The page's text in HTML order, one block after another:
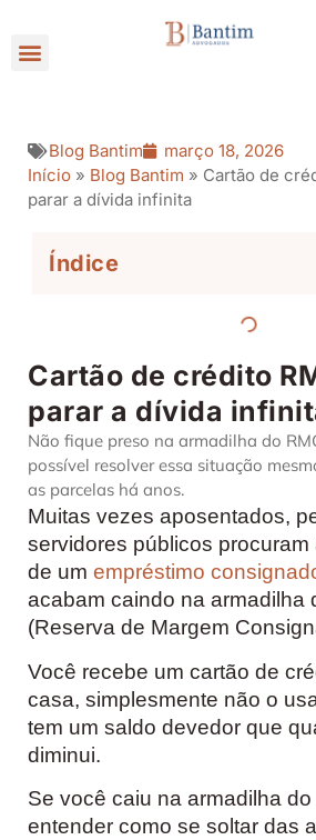
Blog Bantim
março 18, 2026
Início » Blog Bantim » Cartão de
parar a dívida infinita
Índice
Cartão de crédito
parar a dívida
Não fique preso na armadilha do
possível resolver essa situação
as parcelas há anos.
Muitas vezes aposentados,
servidores públicos procuram
de um empréstimo
acabam caindo na armadilha
(Reserva de Margem
Você recebe um cartão de
casa, simplesmente não o
tem um saldo devedor que
diminui.
Se você caiu na armadilha
entender como se soltar das